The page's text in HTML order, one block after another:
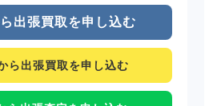
出張買取を申し込む
ら出張買取を申し込む